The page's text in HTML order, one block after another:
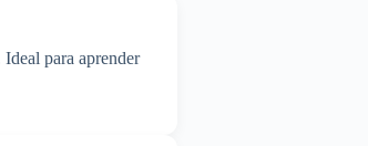
para aprender